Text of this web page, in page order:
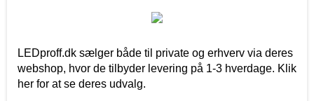
LEDproff.dk sælger både til private og erhverv via deres
webshop, hvor de tilbyder levering på 1-3 hverdage. Klik
her for at se deres udvalg.